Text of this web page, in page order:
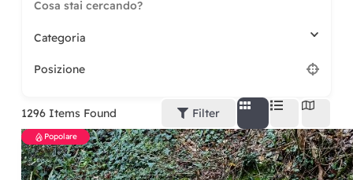
Categoria
Posizione
1296 Items Found Filter
Popolare